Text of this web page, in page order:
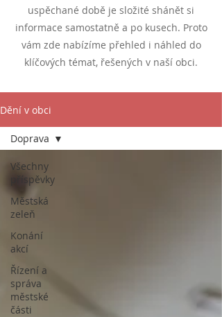
uspěchané době je složité shánět si
informace samostatně a po kusech. Proto
vám zde nabízíme přehled i náhled do
klíčových témat, řešených v naší obci.
Dění v obci
Všechny
příspěvky
Městská
zeleň
Konání
akcí
Řízení a
správa
městské
části
Doprava